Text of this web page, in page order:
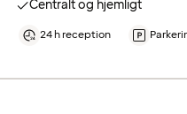
Centralt og hjemligt
24 h reception